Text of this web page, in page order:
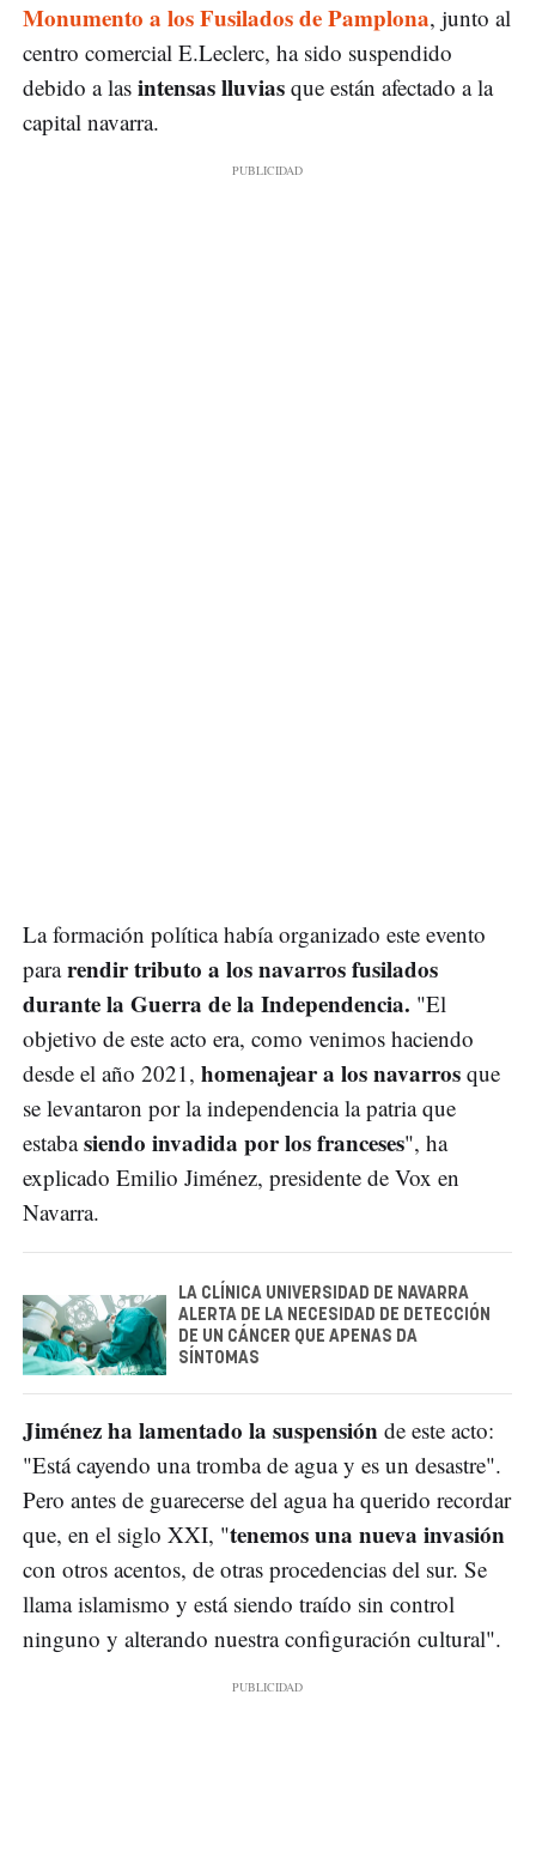
Monumento a los Fusilados de Pamplona, junto al
centro comercial E.Leclerc, ha sido suspendido
debido a las intensas lluvias que están afectado a la
capital navarra.
La formación política había organizado este evento
pararendir tributo a los navarros fusilados
durante la Guerra de la Independencia. "El
objetivo de este acto era, como venimos haciendo
desde el año 2021, homenajear a los navarros que
se levantaron por la independencia la patria que
estabasiendo invadida por los franceses", ha
explicado Emilio Jiménez, presidente de Vox en
Navarra.
LA CLÍNICA UNIVERSIDAD DE NAVARRA
ALERTA DE LA NECESIDAD DE DETECCIÓN
DE UN CÁNCER QUE APENAS DA
SÍNTOMAS
Jiménez ha lamentado la suspensión de este acto:
"Está cayendo una tromba de agua y es un desastre".
Pero antes de guarecerse del agua ha querido recordar
que, en el siglo XXI, "tenemos una nueva invasión
con otros acentos, de otras procedencias del sur. Se
llama islamismo y está siendo traído sin control
ninguno y alterando nuestra configuración cultural".